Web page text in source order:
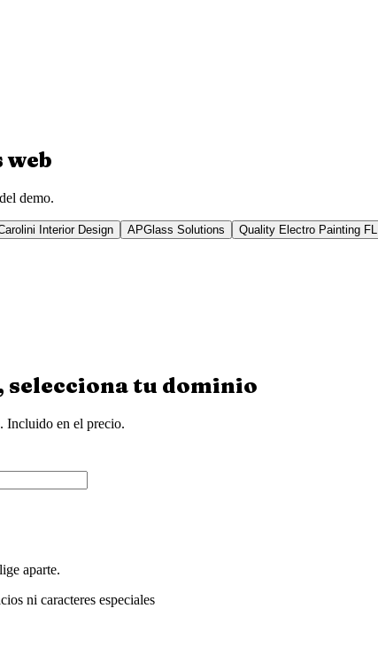
web
demo.
Interior Design APGlass Solutions Quality Electro Painting FL
selecciona tu dominio
Incluido en el precio.
aparte.
ni caracteres especiales